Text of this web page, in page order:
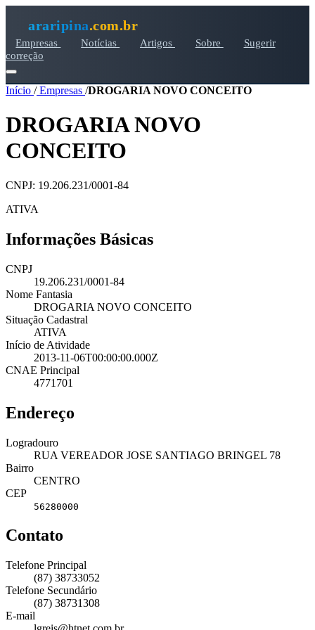
araripina.com.br
Empresas Notícias Artigos Sobre
Sugerir
correção
Início /Empresas /DROGARIA NOVO CONCEITO
DROGARIA NOVO
CONCEITO
CNPJ: 19.206.231/0001-84
ATIVA
Informações Básicas
CNPJ
19.206.231/0001-84
Nome Fantasia
DROGARIA NOVO CONCEITO
Situação Cadastral
ATIVA
Início de Atividade
2013-11-06T00:00:00.000Z
CNAE Principal
4771701
Endereço
Logradouro
RUA VEREADOR JOSE SANTIAGO BRINGEL 78
Bairro
CENTRO
CEP
56280000
Contato
Telefone Principal
(87) 38733052
Telefone Secundário
(87) 38731308
E-mail